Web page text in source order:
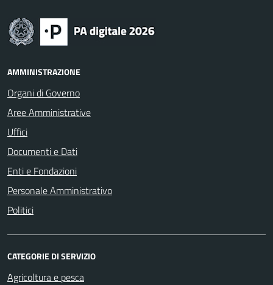
AMMINISTRAZIONE
Organi di Governo
Aree Amministrative
Uffici
Documenti e Dati
Enti e Fondazioni
Personale Amministrativo
Politici
CATEGORIE DI SERVIZIO
Agricoltura e pesca